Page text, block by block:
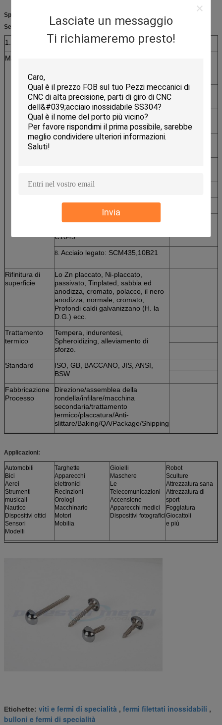
Lasciate un messaggio
Ti richiameremo presto!
Invia
Specifiche:
Servizio dell'OEM
1. Prodotti Detailes
Materiale
2.Acciaio: C45 (K1045), C46
(K1046), C20
3.Ottone: C36000 (C26800),
C37700 (HPb59), C38500 (HPb58),
C27200CuZn37),
5. Ferro: 1213, 12L14,1215
Alluminio: Al6061, Al6063 ecc
Acciaio al carbonio: C1006,
C1045
8. Acciaio legato: SCM435,10B21
Rifinitura di
superficie
Lo Zn placcato, Ni-placcato,
passivato, Tinplated, sabbia ed
anodizza, cromato, polacco, il nero
anodizza, normale, cromato,
Profondi caldi galvanizzano (H. la
D.G.) ecc.
Trattamento
termico
Tempera, indurentesi,
Spheroidizing, alleviamento di
sforzo.
Standard
ISO, GB, BACCANO, JIS, ANSI,
BSW
Fabbricazione
Processo
Direzione/assemblea della
rondella/infilare/macchina
secondaria/trattamento
termico/placcatura/Anti-
slittare/Baking/QA/Package/Shipping
Applicazioni:
Automobili
Bici
Aerei
Strumenti
musicali
Nautico
Dispositivi ottici
Sensori
Modelli
Targhette
Apparecchi
elettronici
Recinzioni
Orologi
Macchinario
Motori
Mobilia
Gioielli
Maschere
Le
Telecomunicazioni
Accensione
Apparecchi medici
Dispositivi fotografici
Robot
Sculture
Attrezzatura sana
Attrezzatura di
sport
Foggiatura
Giocattoli
e più
Etichette: viti e fermi di specialità , fermi filettati inossidabili ,
bulloni e fermi di specialità